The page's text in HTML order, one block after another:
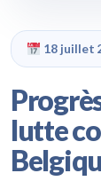
18 juillet
lutte